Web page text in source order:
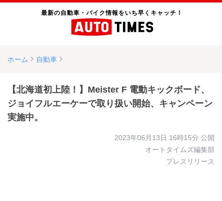
最新の自動車・バイク情報をいち早くキャッチ！
ホーム 自動車
【北海道初上陸！】Meister F 電動キックボード、
ジョイフルエーケーで取り扱い開始、キャンペーン
実施中。
2023年06月13日 16時15分 公開
オートタイムズ編集部
プレスリリース